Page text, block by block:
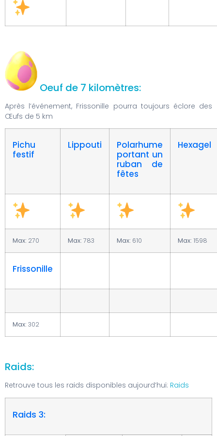
Oeuf de 7 kilomètres:
Après l’événement, Frissonille pourra toujours éclore des
Œufs de 5 km
Pichu
festif
Lippouti
Polarhume
portant un
ruban de
fêtes
Hexagel
Max: 270 Max: 783 Max: 610 Max: 1598
Frissonille
Max: 302
Raids:
Retrouve tous les raids disponibles aujourd’hui: Raids
Raids 3: